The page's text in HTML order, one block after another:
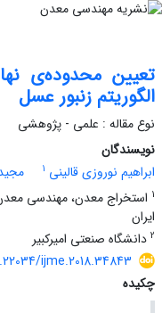
تعیین محدوده‌ی
الگوریتم زنبور عسل
نوع مقاله : علمی - پژوهشی
نویسندگان
ابراهیم نوروزی قالینی 1
1 استخراج معدن، مهندسی معدن
ایران
2 دانشگاه صنعتی امیرکبیر
ijme.2018.34843
چکیده